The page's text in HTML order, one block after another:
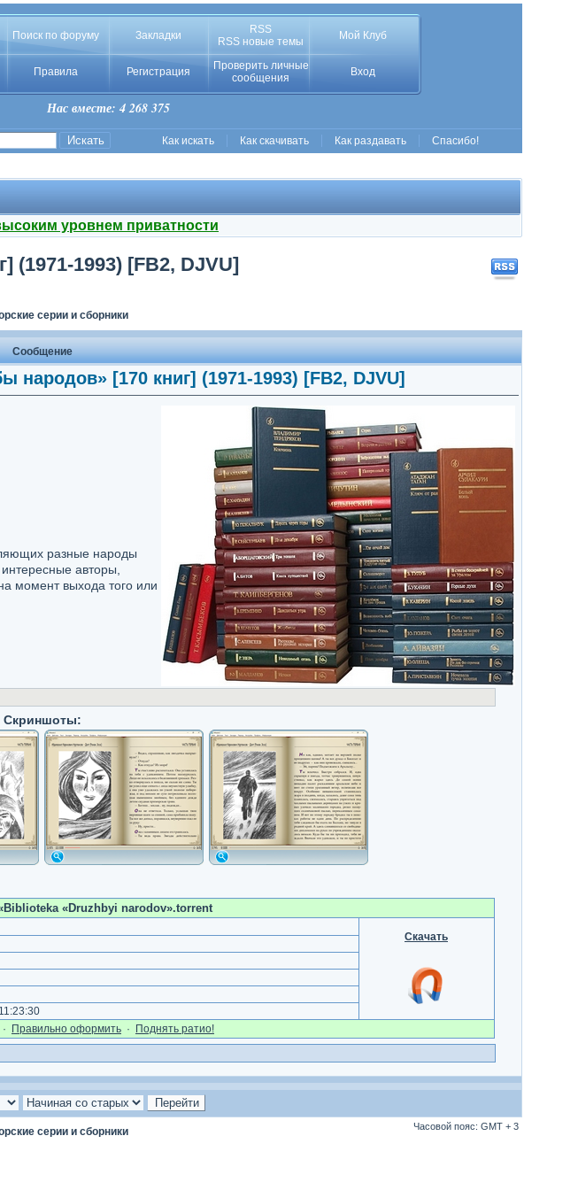
Поиск по форуму Закладки
RSS
RSS новые темы
Мой Клуб
Правила Регистрация
Проверить личные
сообщения
Вход
Нас вместе: 4 268 375
Как искать Как скачивать Как раздавать Спасибо!
уровнем приватности
1993) [FB2, DJVU]
серии и сборники
Сообщение
народов» [170 книг] (1971-1993) [FB2, DJVU]
разные народы
авторы,
момент выхода того или
Скриншоты:
«Druzhbyi narodov».torrent
Скачать
· Правильно оформить · Поднять ратио!
серии и сборники Часовой пояс: GMT + 3